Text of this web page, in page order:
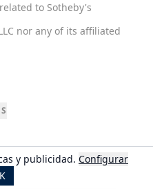
to Sotheby's
nor any of its affiliated
y publicidad. Configurar